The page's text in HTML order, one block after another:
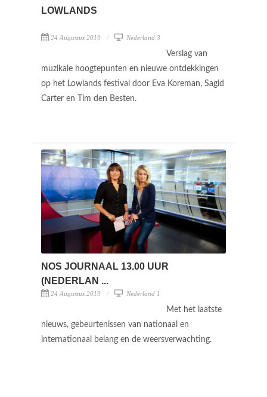
LOWLANDS
24 Augustus 2019 Nederland 3
Verslag van
muzikale hoogtepunten en nieuwe ontdekkingen
op het Lowlands festival door Eva Koreman, Sagid
Carter en Tim den Besten.
NOS JOURNAAL 13.00 UUR
(NEDERLAN ...
24 Augustus 2019 Nederland 1
Met het laatste
nieuws, gebeurtenissen van nationaal en
internationaal belang en de weersverwachting.